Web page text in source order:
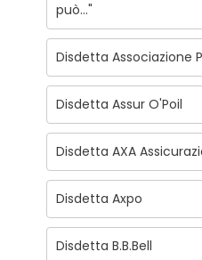
può..."
Disdetta Associazione
Disdetta Assur O'Poil
Disdetta AXA
Disdetta Axpo
Disdetta B.B.Bell